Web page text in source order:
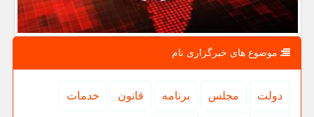
موضوع های خبرگزاری نام
دولت مجلس برنامه قانون خدمات